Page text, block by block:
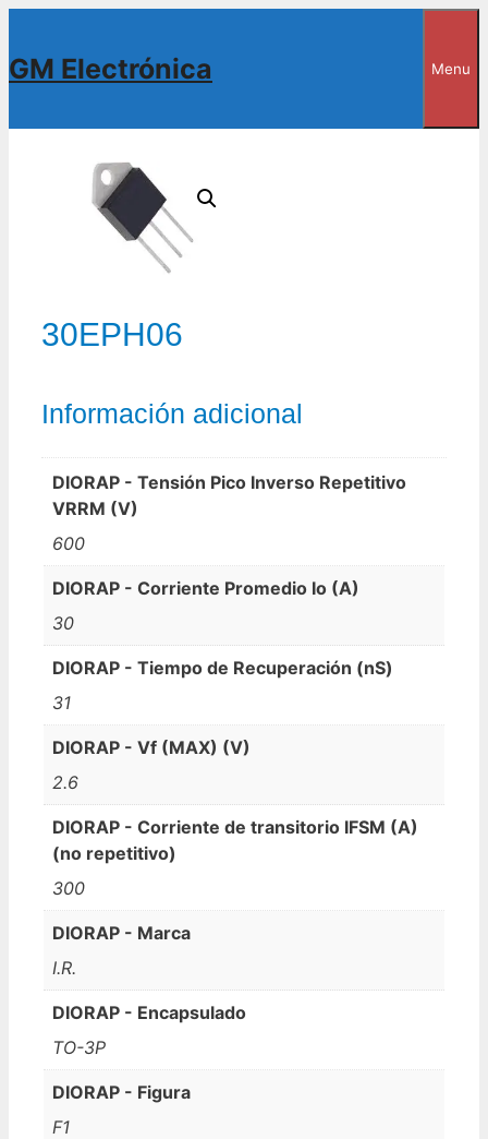
contenido
GM Electrónica Menu
30EPH06
Información adicional
DIORAP - Tensión Pico Inverso Repetitivo
VRRM (V)
600
DIORAP - Corriente Promedio Io (A)
30
DIORAP - Tiempo de Recuperación (nS)
31
DIORAP - Vf (MAX) (V)
2.6
DIORAP - Corriente de transitorio IFSM (A)
(no repetitivo)
300
DIORAP - Marca
I.R.
DIORAP - Encapsulado
TO-3P
DIORAP - Figura
F1